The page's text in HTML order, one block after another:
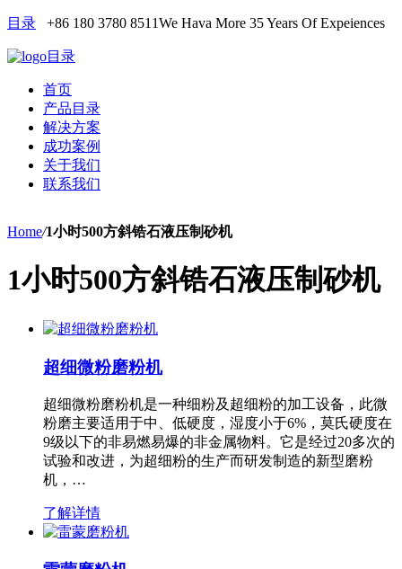
目录 +86 180 3780 8511We Hava More 35 Years Of Expeiences
目录
首页
产品目录
解决方案
成功案例
关于我们
联系我们
Home/1小时500方斜锆石液压制砂机
1小时500方斜锆石液压制砂机
超细微粉磨粉机
超细微粉磨粉机是一种细粉及超细粉的加工设备，此微
粉磨主要适用于中、低硬度，湿度小于6%，莫氏硬度在
9级以下的非易燃易爆的非金属物料。它是经过20多次的
试验和改进，为超细粉的生产而研发制造的新型磨粉
机，…
了解详情